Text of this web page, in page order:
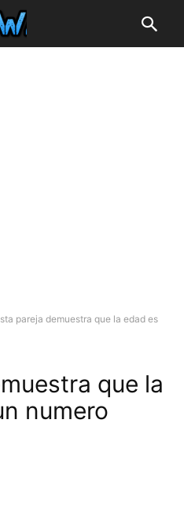
pareja demuestra que la edad es
que la
numero